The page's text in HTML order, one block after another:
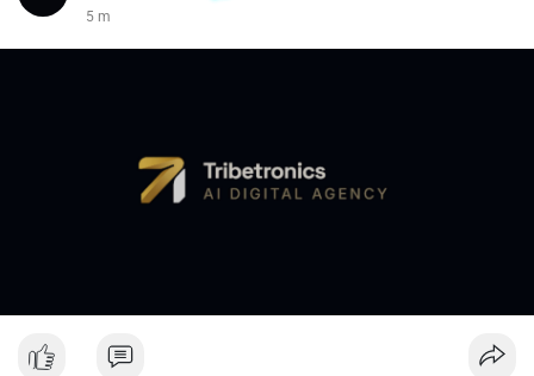
5 m